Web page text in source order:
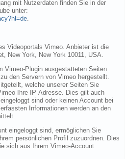
mit Nutzerdaten finden Sie in der
unter:
Videoportals Vimeo. Anbieter ist die
New York, New York 10011, USA.
Vimeo-Plugin ausgestatteten Seiten
den Servern von Vimeo hergestellt.
welche unserer Seiten Sie
Ihre IP-Adresse. Dies gilt auch
sind oder keinen Account bei
Informationen werden an den
eingeloggt sind, ermöglichen Sie
persönlichen Profil zuzuordnen. Dies
sich aus Ihrem Vimeo-Account